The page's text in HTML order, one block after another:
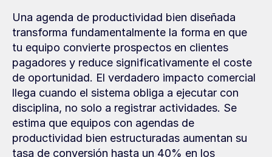
Una agenda de productividad bien diseñada
transforma fundamentalmente la forma en que
tu equipo convierte prospectos en clientes
pagadores y reduce significativamente el coste
de oportunidad. El verdadero impacto comercial
llega cuando el sistema obliga a ejecutar con
disciplina, no solo a registrar actividades. Se
estima que equipos con agendas de
productividad bien estructuradas aumentan su
tasa de conversión hasta un 40% en los